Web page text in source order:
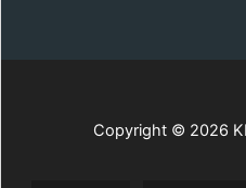
Copyright © 2026